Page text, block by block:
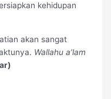
kehidupan
akan sangat
Wallahu a’lam